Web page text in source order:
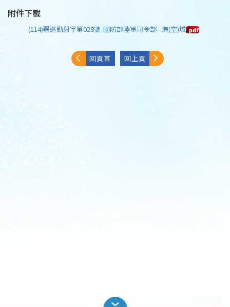
附件下載
(114)署巡勤射字第028號-國防部陸軍司令部--海(空)域
回頁首 回上頁